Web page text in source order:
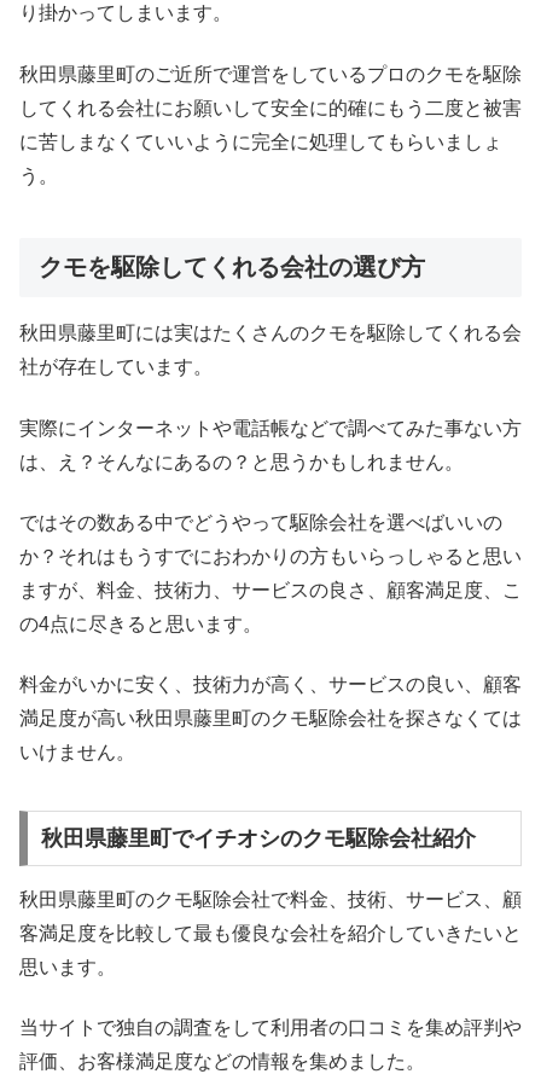
り掛かってしまいます。
秋田県藤里町のご近所で運営をしているプロのクモを駆除
してくれる会社にお願いして安全に的確にもう二度と被害
に苦しまなくていいように完全に処理してもらいましょ
う。
クモを駆除してくれる会社の選び方
秋田県藤里町には実はたくさんのクモを駆除してくれる会
社が存在しています。
実際にインターネットや電話帳などで調べてみた事ない方
は、え？そんなにあるの？と思うかもしれません。
ではその数ある中でどうやって駆除会社を選べばいいの
か？それはもうすでにおわかりの方もいらっしゃると思い
ますが、料金、技術力、サービスの良さ、顧客満足度、こ
の4点に尽きると思います。
料金がいかに安く、技術力が高く、サービスの良い、顧客
満足度が高い秋田県藤里町のクモ駆除会社を探さなくては
いけません。
秋田県藤里町でイチオシのクモ駆除会社紹介
秋田県藤里町のクモ駆除会社で料金、技術、サービス、顧
客満足度を比較して最も優良な会社を紹介していきたいと
思います。
当サイトで独自の調査をして利用者の口コミを集め評判や
評価、お客様満足度などの情報を集めました。